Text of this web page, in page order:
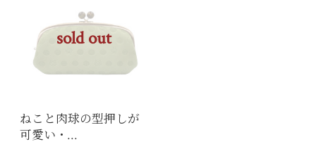
sold out
ねこと肉球の型押しが
可愛い・…